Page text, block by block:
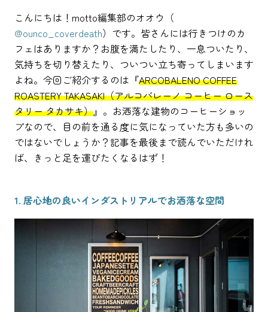
こんにちは！motto編集部のオオウ（
@ounco_coverdeath）です。皆さんには行きつけのカ
フェはありますか？お腹を満たしたり、一息ついたり、
気持ちを切り替えたり、ついつい立ち寄ってしまいます
よね。今回ご紹介するのは『ARCOBALENO COFFEE
ROASTERY TAKASAKI（アルコバレーノ コーヒー ロース
タリー タカサキ）』。お洒落な建物のコーヒーショッ
プなので、目の前を通る度に気になっていた方も多いの
ではないでしょうか？記事を最後まで読んでいただけれ
ば、きっと足を運びたくなるはず！
1. 居心地の良いインダストリアルでお洒落な空間